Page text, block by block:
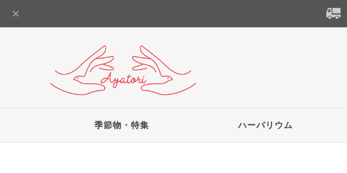
季節物・特集 ハーバリウム